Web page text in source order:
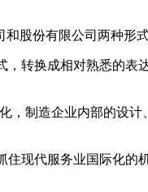
股份有限公司两种形式
转换成相对熟悉的表
，制造企业内部的设计
现代服务业国际化的